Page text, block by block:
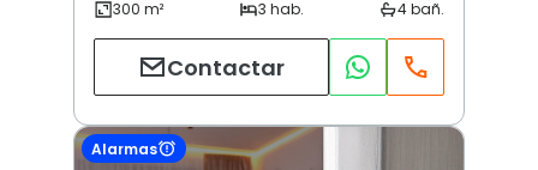
Contactar
Alarmas